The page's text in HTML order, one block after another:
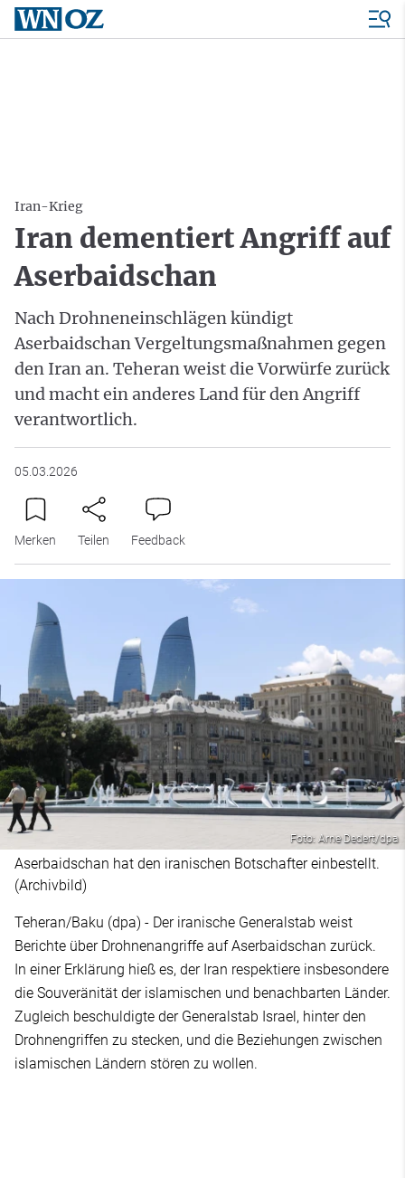
Iran-Krieg
Iran dementiert Angriff auf
Aserbaidschan
Nach Drohneneinschlägen kündigt
Aserbaidschan Vergeltungsmaßnahmen gegen
den Iran an. Teheran weist die Vorwürfe zurück
und macht ein anderes Land für den Angriff
verantwortlich.
05.03.2026
Merken Teilen Feedback
Foto: Arne Dedert/dpa
Aserbaidschan hat den iranischen Botschafter einbestellt.
(Archivbild)
Teheran/Baku (dpa) - Der iranische Generalstab weist
Berichte über Drohnenangriffe auf Aserbaidschan zurück.
In einer Erklärung hieß es, der Iran respektiere insbesondere
die Souveränität der islamischen und benachbarten Länder.
Zugleich beschuldigte der Generalstab Israel, hinter den
Drohnengriffen zu stecken, und die Beziehungen zwischen
islamischen Ländern stören zu wollen.